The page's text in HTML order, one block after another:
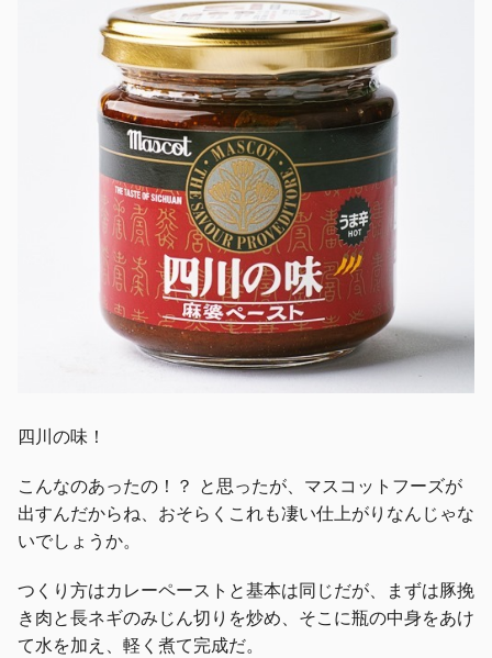
四川の味！
こんなのあったの！？ と思ったが、マスコットフーズが
出すんだからね、おそらくこれも凄い仕上がりなんじゃな
いでしょうか。
つくり方はカレーペーストと基本は同じだが、まずは豚挽
き肉と長ネギのみじん切りを炒め、そこに瓶の中身をあけ
て水を加え、軽く煮て完成だ。